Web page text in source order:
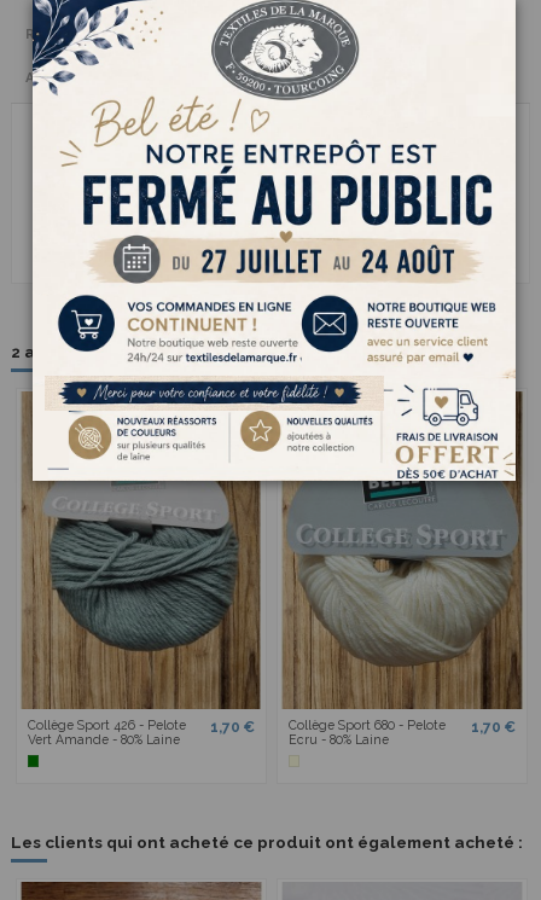
Reviews(0)
Avis clients
COLLEGE SPORT cest le fil à tricoter costaud mais tout doux quon adore
pour les ouvrages pratiques et confortables. Sa belle part de laine garde
la chaleur tandis que le polyamide lui donne de la tenue et une vraie
résistance. Il se tricote sans effort et donne un rendu bien régulier
parfait pour les pulls décole les chaussettes solides ou les gilets qui
traversent les saisons. Un fil fiable qui a du caractère et quon garde
longtemps dans ses indispensables tricot
2 autres produits dans la même catégorie :
Collège Sport 426 - Pelote
Vert Amande - 80% Laine
1,70 €
Collège Sport 680 - Pelote
Ecru - 80% Laine
1,70 €
Les clients qui ont acheté ce produit ont également acheté :